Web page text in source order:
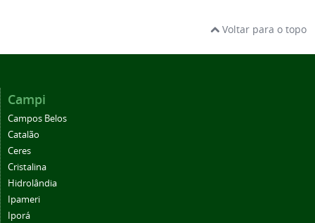
Voltar para o topo
Campi
Campos Belos
Catalão
Ceres
Cristalina
Hidrolândia
Ipameri
Iporá